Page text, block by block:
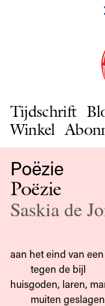
Tijdschrift
Winkel
Poëzie
Poëzie
Saskia de
aan het eind van
tegen de bijl
huisgoden, laren,
muiten geslagen